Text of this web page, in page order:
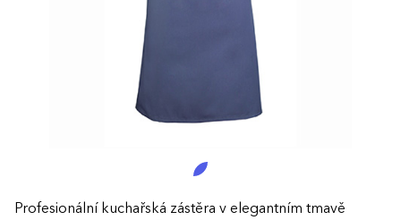
Profesionální kuchařská zástěra v elegantním tmavě